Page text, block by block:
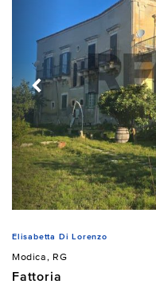
Elisabetta Di Lorenzo
Modica, RG
Fattoria